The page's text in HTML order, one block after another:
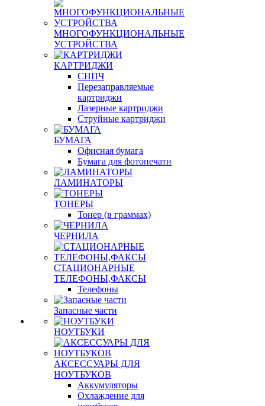
МНОГОФУНКЦИОНАЛЬНЫЕ
УСТРОЙСТВА
КАРТРИДЖИ
СНПЧ
Перезаправляемые
картриджи
Лазерные картриджи
Струйные картриджи
БУМАГА
Офисная бумага
Бумага для фотопечати
ЛАМИНАТОРЫ
ТОНЕРЫ
Тонер (в граммах)
ЧЕРНИЛА
СТАЦИОНАРНЫЕ
ТЕЛЕФОНЫ,ФАКСЫ
Телефоны
Запасные части
НОУТБУКИ
АКСЕССУАРЫ ДЛЯ
НОУТБУКОВ
Аккумуляторы
Охлаждение для